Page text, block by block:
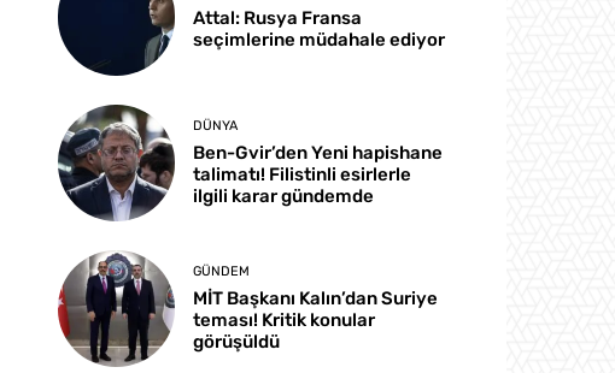
Attal: Rusya Fransa
seçimlerine müdahale ediyor
DÜNYA
Ben-Gvir’den Yeni hapishane
talimatı! Filistinli esirlerle
ilgili karar gündemde
GÜNDEM
MİT Başkanı Kalın’dan Suriye
teması! Kritik konular
görüşüldü